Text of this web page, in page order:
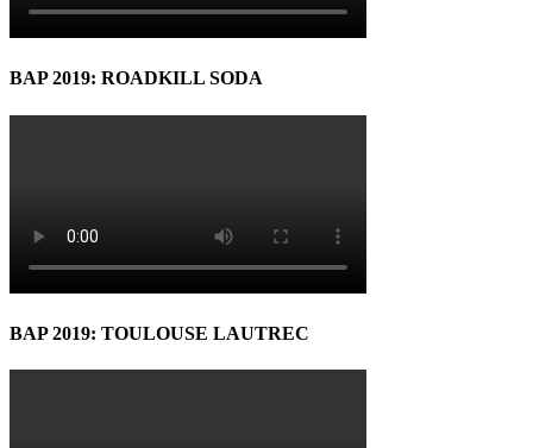
BAP 2019: ROADKILL SODA
BAP 2019: TOULOUSE LAUTREC